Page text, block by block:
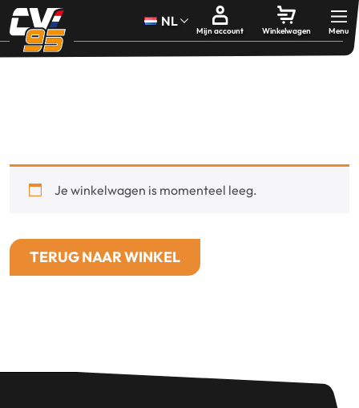
NL
Mijn account Winkelwagen
Je winkelwagen is momenteel leeg.
TERUG NAAR WINKEL